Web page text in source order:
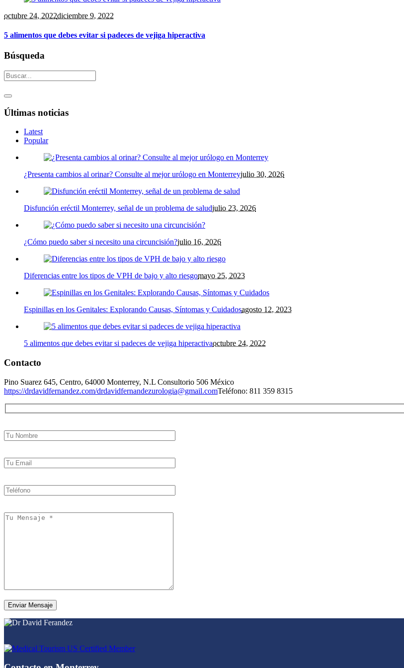
octubre 24, 2022diciembre 9, 2022
5 alimentos que debes evitar si padeces de vejiga hiperactiva
Búsqueda
Últimas noticias
Latest
Popular
¿Presenta cambios al orinar? Consulte al mejor urólogo en Monterreyjulio 30, 2026
Disfunción eréctil Monterrey, señal de un problema de saludjulio 23, 2026
¿Cómo puedo saber si necesito una circuncisión?julio 16, 2026
Diferencias entre los tipos de VPH de bajo y alto riesgomayo 25, 2023
Espinillas en los Genitales: Explorando Causas, Síntomas y Cuidadosagosto 12, 2023
5 alimentos que debes evitar si padeces de vejiga hiperactivaoctubre 24, 2022
Contacto
Pino Suarez 645, Centro, 64000 Monterrey, N.L Consultorio 506 México
https://drdavidfernandez.com/drdavidfernandezurologia@gmail.comTeléfono: 811 359 8315